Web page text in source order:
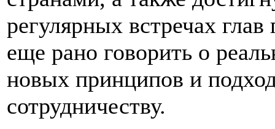
регулярных встречах
еще рано говорить о
новых принципов и
сотрудничеству.